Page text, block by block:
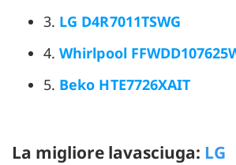
3. LG D4R7011TSWG
4.Whirlpool
5. Beko HTE7726XAIT
La migliore lavasciuga: LG